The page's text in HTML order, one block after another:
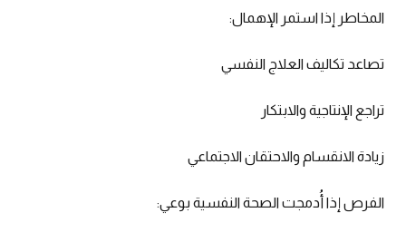
المخاطر إذا استمر الإهمال:
تصاعد تكاليف العلاج النفسي
تراجع الإنتاجية والابتكار
زيادة الانقسام والاحتقان الاجتماعي
الفرص إذا أُدمجت الصحة النفسية بوعي: